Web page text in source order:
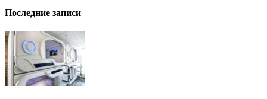
Последние записи